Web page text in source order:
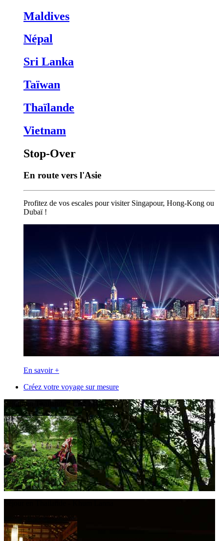
Maldives
Népal
Sri Lanka
Taïwan
Thaïlande
Vietnam
Stop-Over
En route vers l'Asie
Profitez de vos escales pour visiter Singapour, Hong-Kong ou
Dubaï !
En savoir +
Créez votre voyage sur mesure
Séjour en Thailande - Lisu Lodge